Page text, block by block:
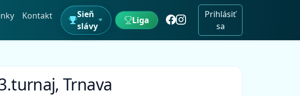
Kontakt
Sieň
slávy
Liga
Prihlásiť
sa
Trnava